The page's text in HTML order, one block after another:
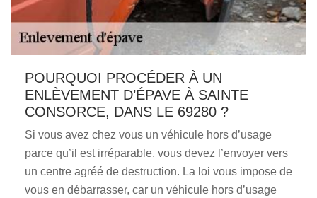
POURQUOI PROCÉDER À UN
ENLÈVEMENT D’ÉPAVE À SAINTE
CONSORCE, DANS LE 69280 ?
Si vous avez chez vous un véhicule hors d’usage
parce qu’il est irréparable, vous devez l’envoyer vers
un centre agréé de destruction. La loi vous impose de
vous en débarrasser, car un véhicule hors d’usage